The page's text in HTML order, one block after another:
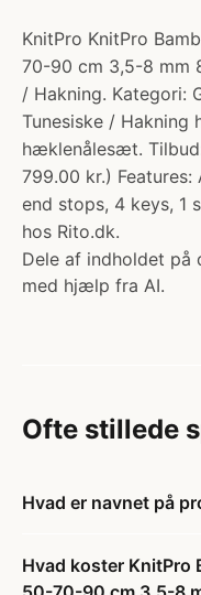
KnitPro KnitPro
70-90 cm 3,5-8 mm
/ Hakning. Kategori:
Tunesiske / Hakning
hæklenålesæt.
799.00 kr.)
end stops, 4 keys, 1
hos Rito.dk.
Dele af indholdet på
med hjælp fra AI.
Ofte stillede
Hvad er navnet på
Hvad koster